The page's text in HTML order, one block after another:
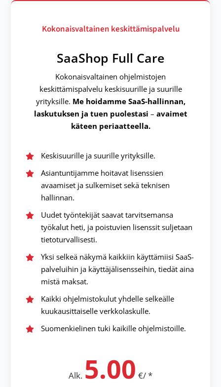
Kokonaisvaltainen keskittämispalvelu
SaaShop Full Care
Kokonaisvaltainen ohjelmistojen
keskittämispalvelu keskisuurille ja suurille
yrityksille. Me hoidamme SaaS-hallinnan,
laskutuksen ja tuen puolestasi – avaimet
käteen periaatteella.
Keskisuurille ja suurille yrityksille.
Asiantuntijamme hoitavat lisenssien
avaamiset ja sulkemiset sekä teknisen
hallinnan.
Uudet työntekijät saavat tarvitsemansa
työkalut heti, ja poistuvien lisenssit suljetaan
tietoturvallisesti.
Yksi selkeä näkymä kaikkiin käyttämiisi SaaS-
palveluihin ja käyttäjälisensseihin, tiedät aina
mistä maksat.
Kaikki ohjelmistokulut yhdelle selkeälle
kuukausittaiselle verkkolaskulle.
Suomenkielinen tuki kaikille ohjelmistoille.
Alk. 5.00 €/ *